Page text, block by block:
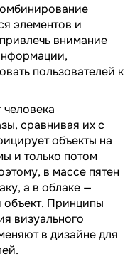
элементов и
внимание
пользователей к
человека
сравнивая их с
объекты на
и только потом
в массе пятен
а в облаке —
Принципы
визуального
в дизайне для